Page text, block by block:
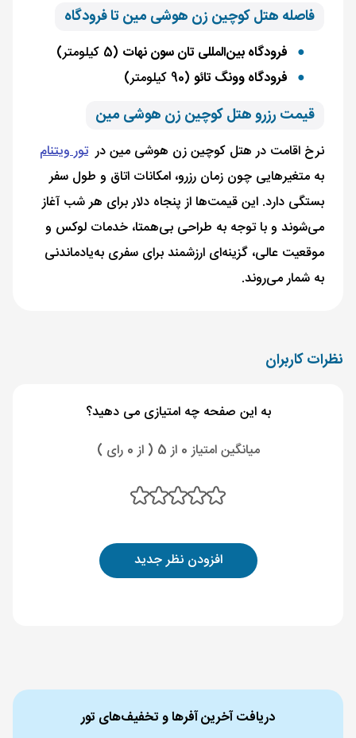
فاصله هتل کوچین زن هوشی مین تا فرودگاه
فرودگاه بین‌المللی تان سون نهات (5 کیلومتر)
فرودگاه وونگ تائو (90 کیلومتر)
قیمت رزرو هتل کوچین زن هوشی مین
نرخ اقامت در هتل کوچین زن هوشی مین در تور ویتنام
به متغیرهایی چون زمان رزرو، امکانات اتاق و طول سفر
بستگی دارد. این قیمت‌ها از پنجاه دلار برای هر شب آغاز
می‌شوند و با توجه به طراحی بی‌همتا، خدمات لوکس و
موقعیت عالی، گزینه‌ای ارزشمند برای سفری به‌یادماندنی
به شمار می‌روند.
نظرات کاربران
به این صفحه چه امتیازی می دهید؟
میانگین امتیاز 0 از 5 ( از 0 رای )
افزودن نظر جدید
دریافت آخرین آفرها و تخفیف‌های تور